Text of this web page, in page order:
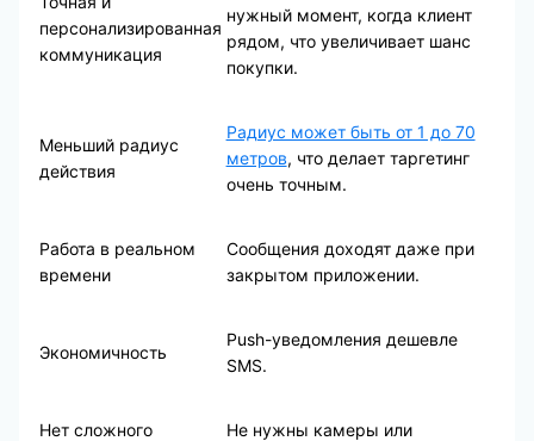
персонализированная
коммуникация
нужный момент, когда клиент
рядом, что увеличивает шанс
покупки.
Меньший радиус
действия
Радиус может быть от 1 до 70
метров, что делает таргетинг
очень точным.
Работа в реальном
времени
Сообщения доходят даже при
закрытом приложении.
Экономичность
Push-уведомления дешевле
SMS.
Нет сложного
Не нужны камеры или